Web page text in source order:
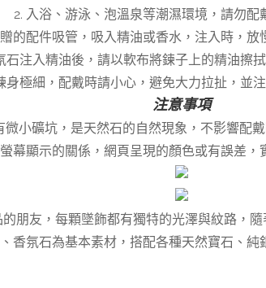
2. 入浴、游泳、泡溫泉等潮濕環境，請勿配
的配件吸管，吸入精油或香水，注入時，放
石注入精油後，請以軟布將鍊子上的精油擦
身極細，配戴時請小心，避免大力拉扯，並
注意事項
微小礦坑，是天然石的自然現象，不影響配
幕顯示的關係，網頁呈現的顏色或有誤差，
朋友，每顆墜飾都有獨特的光澤與紋路，
香氛石為基本素材，搭配各種天然寶石、